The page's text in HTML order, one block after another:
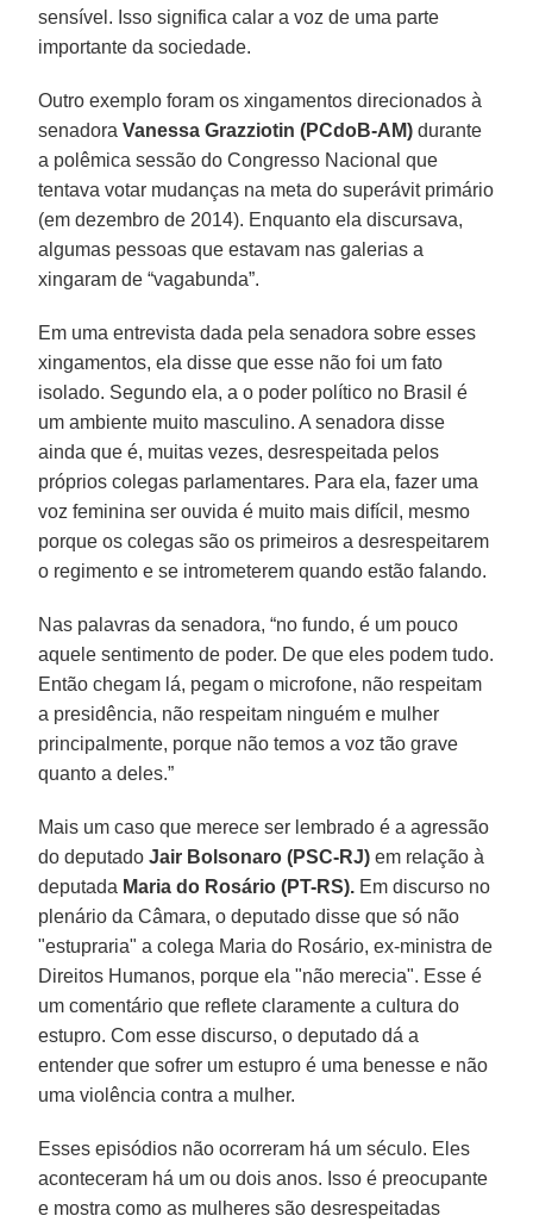
sensível. Isso significa calar a voz de uma parte
importante da sociedade.
Outro exemplo foram os xingamentos direcionados à
senadoraVanessa Grazziotin (PCdoB-AM) durante
a polêmica sessão do Congresso Nacional que
tentava votar mudanças na meta do superávit primário
(em dezembro de 2014). Enquanto ela discursava,
algumas pessoas que estavam nas galerias a
xingaram de “vagabunda”.
Em uma entrevista dada pela senadora sobre esses
xingamentos, ela disse que esse não foi um fato
isolado. Segundo ela, a o poder político no Brasil é
um ambiente muito masculino. A senadora disse
ainda que é, muitas vezes, desrespeitada pelos
próprios colegas parlamentares. Para ela, fazer uma
voz feminina ser ouvida é muito mais difícil, mesmo
porque os colegas são os primeiros a desrespeitarem
o regimento e se intrometerem quando estão falando.
Nas palavras da senadora, “no fundo, é um pouco
aquele sentimento de poder. De que eles podem tudo.
Então chegam lá, pegam o microfone, não respeitam
a presidência, não respeitam ninguém e mulher
principalmente, porque não temos a voz tão grave
quanto a deles.”
Mais um caso que merece ser lembrado é a agressão
do deputadoJair Bolsonaro (PSC-RJ) em relação à
deputada Maria do Rosário (PT-RS). Em discurso no
plenário da Câmara, o deputado disse que só não
"estupraria" a colega Maria do Rosário, ex-ministra de
Direitos Humanos, porque ela "não merecia". Esse é
um comentário que reflete claramente a cultura do
estupro. Com esse discurso, o deputado dá a
entender que sofrer um estupro é uma benesse e não
uma violência contra a mulher.
Esses episódios não ocorreram há um século. Eles
aconteceram há um ou dois anos. Isso é preocupante
e mostra como as mulheres são desrespeitadas